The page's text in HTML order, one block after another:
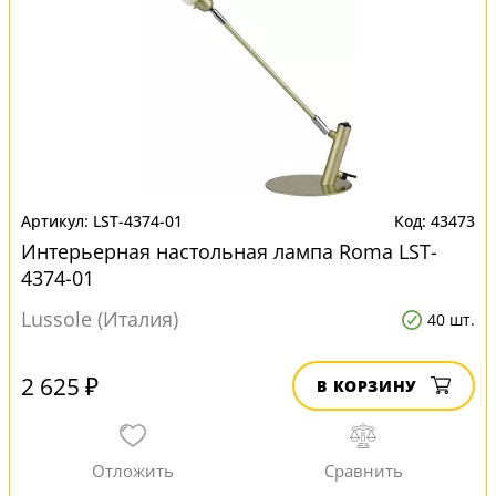
LST-4374-01 43473
Интерьерная настольная лампа Roma LST-
4374-01
Lussole (Италия)
40 шт.
2 625 ₽ В КОРЗИНУ